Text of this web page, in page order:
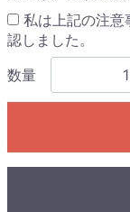
私は上記の注
認しました。
数量